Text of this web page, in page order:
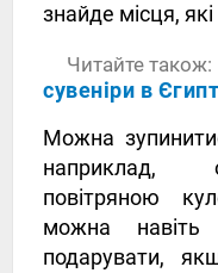
знайде місця,
Читайте також:
сувеніри в
Можна
наприклад,
повітряною
можна навіть
подарувати,